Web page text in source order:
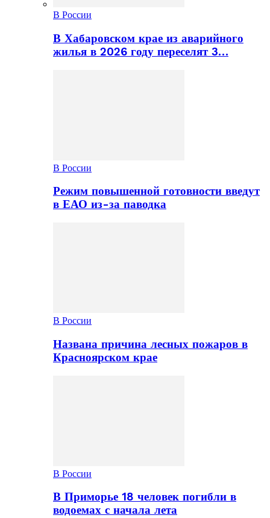
В России
В Хабаровском крае из аварийного
жилья в 2026 году переселят 3…
В России
Режим повышенной готовности введут
в ЕАО из-за паводка
В России
Названа причина лесных пожаров в
Красноярском крае
В России
В Приморье 18 человек погибли в
водоемах с начала лета